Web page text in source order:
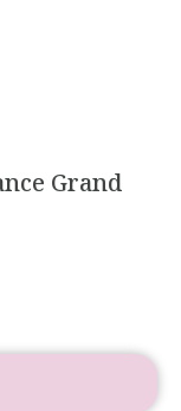
Grand